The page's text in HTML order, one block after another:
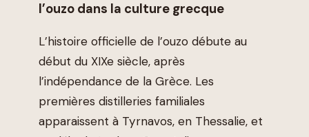
l’ouzo dans la culture grecque
L’histoire officielle de l’ouzo débute au
début du XIXe siècle, après
l’indépendance de la Grèce. Les
premières distilleries familiales
apparaissent à Tyrnavos, en Thessalie, et